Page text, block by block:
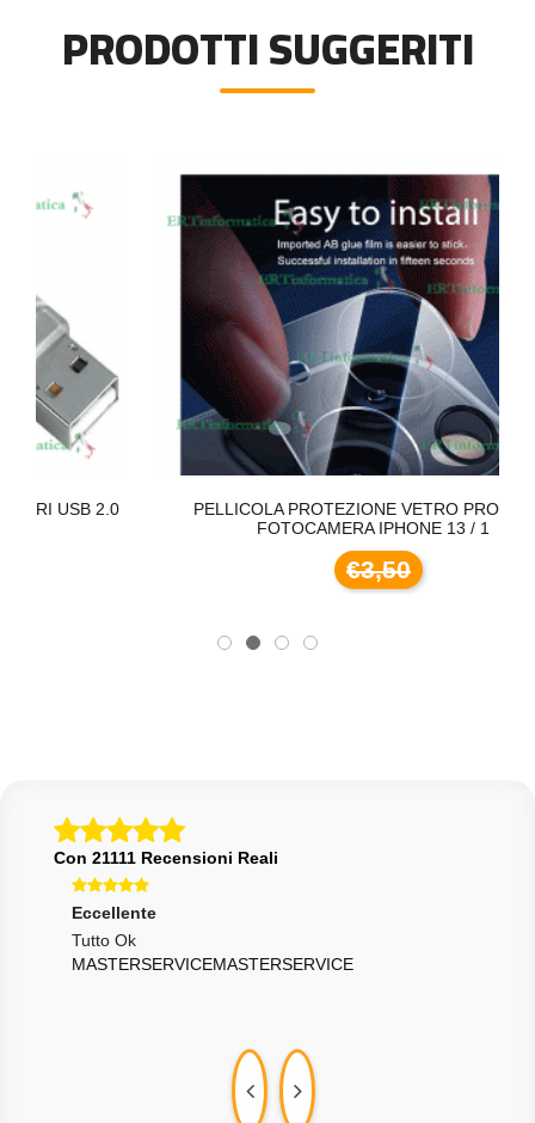
PRODOTTI SUGGERITI
2.0
PELLICOLA PROTEZIONE VETRO PROTEGGI
FOTOCAMERA IPHONE 13 / 1
€3,50
Con 21111 Recensioni Reali
Eccellente
Tutto Ok
MASTERSERVICEMASTERSERVICE